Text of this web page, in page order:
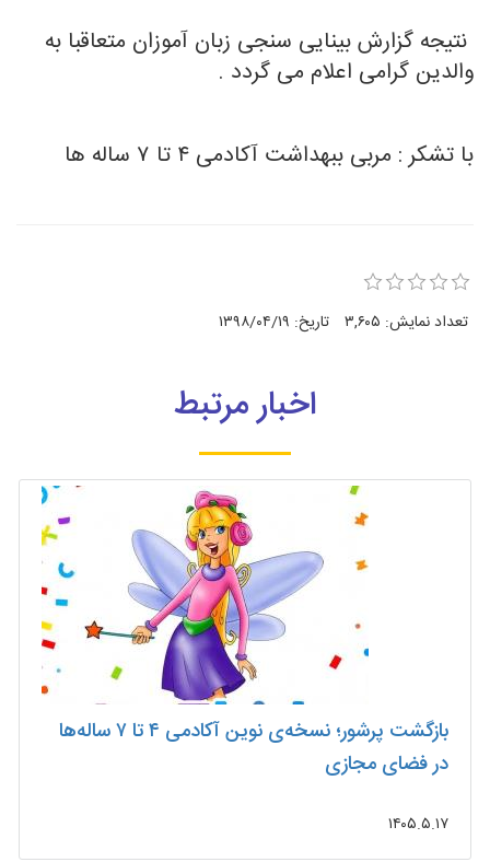
نتیجه گزارش بینایی سنجی زبان آموزان متعاقبا به
والدین گرامی اعلام می گردد .
با تشکر : مربی ببهداشت آکادمی ۴ تا ۷ ساله ها
تعداد نمایش: ۳,۶۰۵ تاریخ: ۱۳۹۸/۰۴/۱۹
اخبار مرتبط
بازگشت پرشور؛ نسخه‌ی نوین آکادمی ۴ تا ۷ ساله‌ها
در فضای مجازی
۱۴۰۵.۵.۱۷